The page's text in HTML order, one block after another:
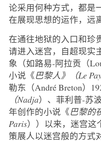
论采用何种方式，都是
在展现思想的运作，远
在通往地狱的入口和珍
请进入迷宫，自超现实
象（如路易-阿拉贡（
小说《巴黎人》（Le
勒东（André Breton）
（Nadja）、菲利普-苏
年创作的小说《巴黎的
Paris））以来，迷宫这
策展人以迷宫般的方式